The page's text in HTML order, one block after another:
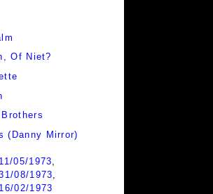
Of Niet?
(Danny Mirror)
11/05/1973,
08/1973,
16/02/1973